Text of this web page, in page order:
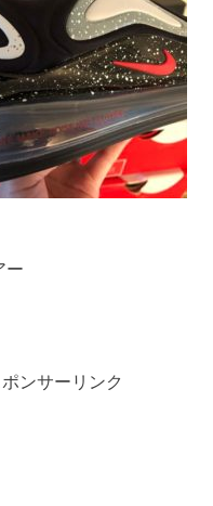
ー
ポンサーリンク